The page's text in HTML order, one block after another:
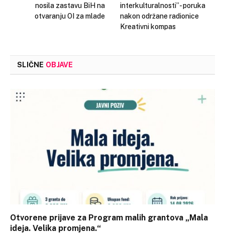
nosila zastavu BiH na
otvaranju OI za mlade
interkulturalnosti”- poruka
nakon održane radionice
Kreativni kompas
SLIČNE OBJAVE
Otvorene prijave za Program malih grantova „Mala
ideja. Velika promjena.“